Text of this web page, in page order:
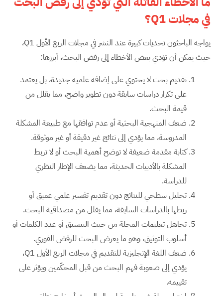
في مجلات
؟
يواجه الباحثون تحديات كبيرة عند النشر في مجلات الربع الأول Q1،
حيث يمكن أن تؤدي بعض الأخطاء إلى رفض البحث، أبرزها:
تقديم بحث لا يحتوي على إضافة علمية جديدة، بل يعتمد
على تكرار دراسات سابقة دون تطوير واضح، مما يقلل من
قيمة البحث.
ضعف المنهجية البحثية أو عدم توافقها مع طبيعة المشكلة
المدروسة، مما يؤدي إلى نتائج غير دقيقة أو غير موثوقة.
كتابة مقدمة ضعيفة لا توضح أهمية البحث أو لا تربط
المشكلة بالأدبيات الحديثة، مما يضعف الإطار النظري
للدراسة.
تحليل سطحي للنتائج دون تقديم تفسير علمي عميق أو
ربطها بالدراسات السابقة، مما يقلل من مصداقية البحث.
تجاهل تعليمات المجلة من حيث التنسيق أو عدد الكلمات أو
أسلوب التوثيق، وهو ما يعرض البحث للرفض الفوري.
ضعف اللغة الإنجليزية للتقديم في مجلات الربع الأول Q1،
يؤدي إلى صعوبة فهم البحث من قبل المحكّمين ويؤثر على
تقييمه.